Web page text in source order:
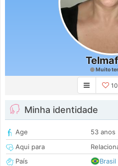
Muito
10
Minha identidade
Age
53 anos
Aqui para
País
Brasil